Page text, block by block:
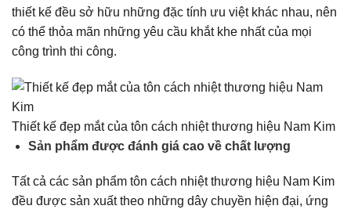
thiết kế đều sở hữu những đặc tính ưu việt khác nhau, nên
có thể thỏa mãn những yêu cầu khắt khe nhất của mọi
công trình thi công.
Thiết kế đẹp mắt của tôn cách nhiệt thương hiệu Nam Kim
Sản phẩm được đánh giá cao về chất lượng
Tất cả các sản phẩm tôn cách nhiệt thương hiệu Nam Kim
đều được sản xuất theo những dây chuyền hiện đại, ứng